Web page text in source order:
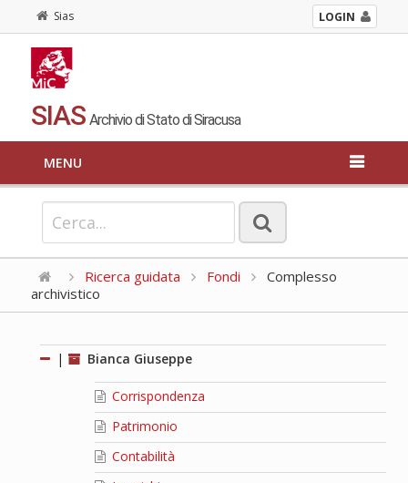
Sias LOGIN
SIAS Archivio di Stato di Siracusa
MENU
Ricerca guidata Fondi
Complesso
archivistico
| Bianca Giuseppe
Corrispondenza
Patrimonio
Contabilità